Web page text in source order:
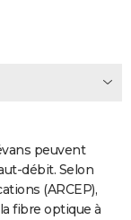
peuvent
débit. Selon
(ARCEP),
fibre optique à